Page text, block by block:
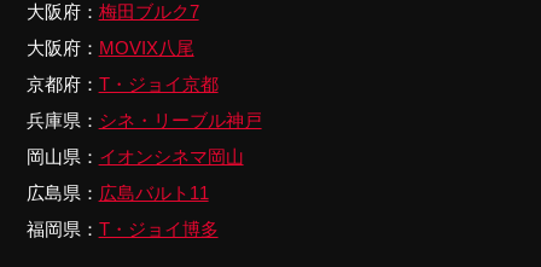
大阪府： 梅田ブルク7
大阪府： MOVIX八尾
京都府： T・ジョイ京都
兵庫県： シネ・リーブル神戸
岡山県： イオンシネマ岡山
広島県： 広島バルト11
福岡県： T・ジョイ博多